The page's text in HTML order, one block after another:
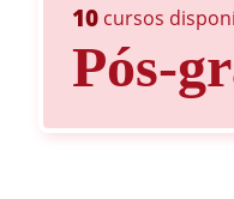
10 cursos
Pós-